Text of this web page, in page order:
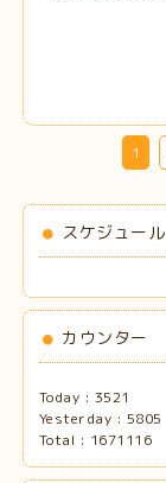
1
スケジュール
カウンター
Today : 3521
Yesterday : 5805
Total : 1671116